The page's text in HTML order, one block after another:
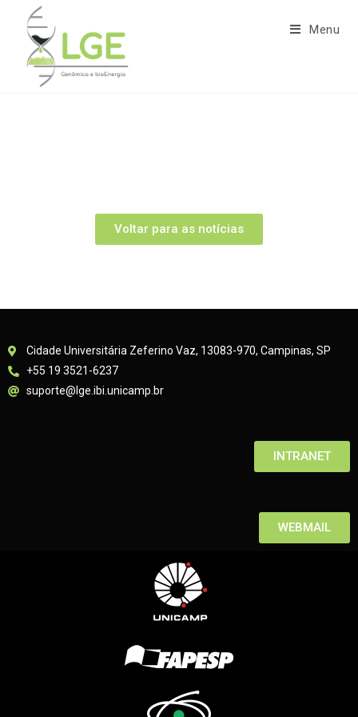
Menu
Voltar para as notícias
Cidade Universitária Zeferino Vaz, 13083-970, Campinas, SP
+55 19 3521-6237
suporte@lge.ibi.unicamp.br
INTRANET
WEBMAIL